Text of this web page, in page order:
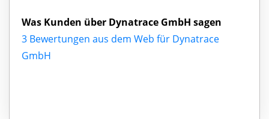
Was Kunden über Dynatrace GmbH sagen
3 Bewertungen aus dem Web für Dynatrace
GmbH